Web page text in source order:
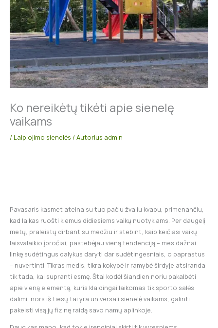
Ko nereikėtų tikėti apie sienelę
vaikams
/ Laipiojimo sienelės / Autorius admin
Pavasaris kasmet ateina su tuo pačiu žvaliu kvapu, primenančiu,
kad laikas ruošti kiemus didiesiems vaikų nuotykiams. Per daugelį
metų, praleistų dirbant su medžiu ir stebint, kaip keičiasi vaikų
laisvalaikio įpročiai, pastebėjau vieną tendenciją – mes dažnai
linkę sudėtingus dalykus daryti dar sudėtingesniais, o paprastus
– nuvertinti. Tikras medis, tikra kokybė ir ramybė širdyje atsiranda
tik tada, kai supranti esmę. Štai kodėl šiandien noriu pakalbėti
apie vieną elementą, kuris klaidingai laikomas tik sporto salės
dalimi, nors iš tiesų tai yra universali sienelė vaikams, galinti
pakeisti visą jų fizinę raidą savo namų aplinkoje.